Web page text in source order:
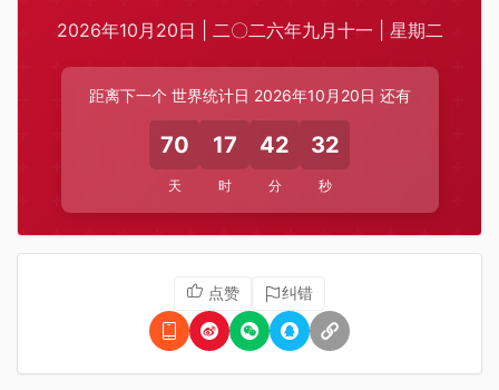
2026年10月20日 | 二〇二六年九月十一 | 星期二
距离下一个 世界统计日 2026年10月20日 还有
70
天
17
时
42
分
32
秒
点赞 纠错